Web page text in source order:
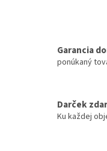
Garancia
ponúkaný
Darček
Ku každej